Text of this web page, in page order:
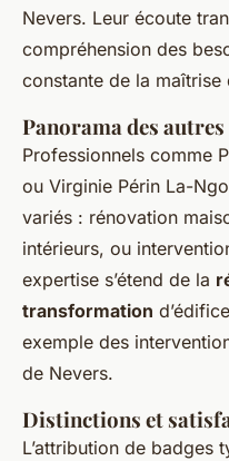
Nevers. Leur écoute
compréhension des
constante de la maîtrise
Panorama des
Professionnels comme
ou Virginie Périn La-
variés : rénovation
intérieurs, ou
expertise s’étend de la
transformation
exemple des
de Nevers.
Distinctions et
L’attribution de badges